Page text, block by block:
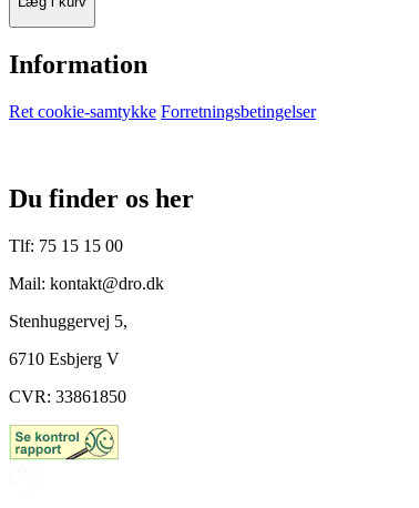
Information
Ret cookie-samtykke Forretningsbetingelser
Du finder os her
Tlf: 75 15 15 00
Mail: kontakt@dro.dk
Stenhuggervej 5,
6710 Esbjerg V
CVR: 33861850